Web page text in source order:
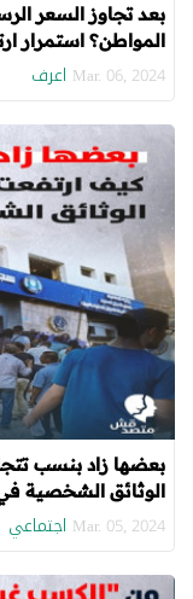
المواطن؟ استمرار
Mar. 06, 2024 اعرف
الوثائق الشخصية في آخر
Mar. 05, 2024 اجتماعي